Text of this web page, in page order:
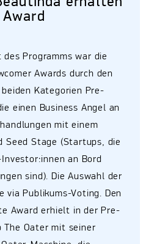
Programms war die
Awards durch den
Kategorien Pre-
einen Business Angel an
mit einem
Seed Stage (Startups, die
an Bord
sind). Die Auswahl der
via Publikums-Voting. Den
Award erhielt in der Pre-
The Oater mit seiner